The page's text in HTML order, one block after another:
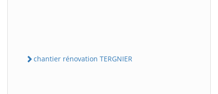
chantier rénovation TERGNIER